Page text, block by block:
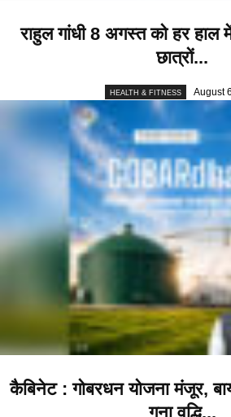
राहुल गांधी 8 अगस्त को हर हाल
छात्रों...
HEALTH & FITNESS August
कैबिनेट : गोबरधन योजना मंजूर,
गुना वृद्धि...